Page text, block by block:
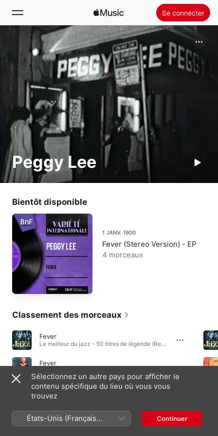
Se connecter
Rechercher
Accueil
Nouveautés
Radio
Installer Apple Music
Peggy Lee
Bientôt disponible
1 JANV. 1900
Fever (Stereo Version) - EP
4 morceaux
Classement des morceaux
Fever
Le meilleur du jazz - 50 titres de légende (Remasterisé) · 1956
Fever
Black Coffee
Black Coffee with Peggy Lee · 1953
Sélectionnez un autre pays pour afficher le
contenu spécifique du lieu où vous vous
trouvez
États-Unis (Français
France)
Continuer